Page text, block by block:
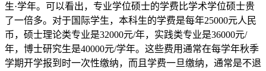
生·学年。可以看出，专业学位硕士的学费比学术学位硕士贵
了一倍多。对于国际学生，本科生的学费是每年25000元人民
币，硕士理论类专业是32000元/年，实践类专业是36000元/
年，博士研究生是40000元/学年。这些费用通常在每学年秋季
学期开学报到时一次性缴纳，而且学费一旦缴纳，通常是不退